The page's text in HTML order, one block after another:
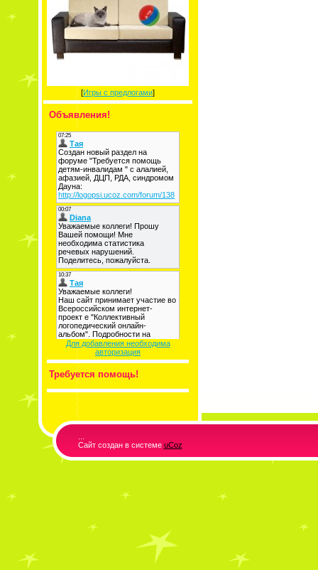
[Игры с предлогами]
Объявления!
Для добавления необходима
авторизация
Требуется помощь!
Сайт создан в системе uCoz